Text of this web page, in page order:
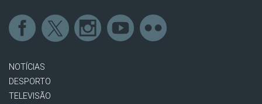
NOTÍCIAS
DESPORTO
TELEVISÃO